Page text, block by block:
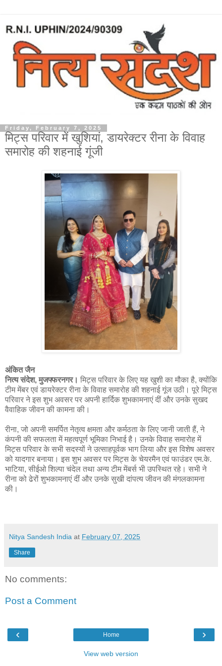
Friday, February 7, 2025
मिट्स परिवार में खुशियां, डायरेक्टर रीना के विवाह
समारोह की शहनाई गूंजी
अंकित जैन
नित्य संदेश, मुजफ्फरनगर। मिट्स परिवार के लिए यह खुशी का मौका है, क्योंकि
टीम मेंबर एवं डायरेक्टर रीना के विवाह समारोह की शहनाई गूंज उठी। पूरे मिट्स
परिवार ने इस शुभ अवसर पर अपनी हार्दिक शुभकामनाएं दीं और उनके सुखद
वैवाहिक जीवन की कामना की।
रीना, जो अपनी समर्पित नेतृत्व क्षमता और कर्मठता के लिए जानी जाती हैं, ने
कंपनी की सफलता में महत्वपूर्ण भूमिका निभाई है। उनके विवाह समारोह में
मिट्स परिवार के सभी सदस्यों ने उत्साहपूर्वक भाग लिया और इस विशेष अवसर
को यादगार बनाया। इस शुभ अवसर पर मिट्स के चेयरमैन एवं फाउंडर एम.के.
भाटिया, सीईओ शिल्पा चंदेल तथा अन्य टीम मेंबर्स भी उपस्थित रहे। सभी ने
रीना को ढेरों शुभकामनाएं दीं और उनके सुखी दांपत्य जीवन की मंगलकामना
की।
Nitya Sandesh India at February 07, 2025
Share
No comments:
Post a Comment
‹ ›
Home
View web version